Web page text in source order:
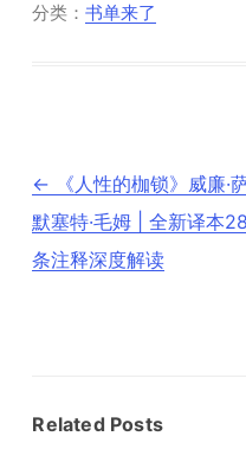
分类：书单来了
文
章
导
← 《人性的枷锁》威廉·
默塞特·毛姆 | 全新译本
条注释深度解读
Related Posts